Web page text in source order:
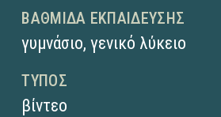
ΒΑΘΜΊΔΑ ΕΚΠΑΊΔΕΥΣΗΣ
γυμνάσιο,γενικό λύκειο
ΤΎΠΟΣ
βίντεο